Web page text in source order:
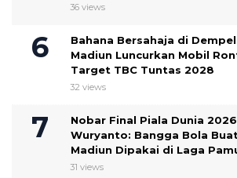
36 views
Bahana Bersahaja di
Madiun Luncurkan Mobil
Target TBC Tuntas 2028
32 views
Nobar Final Piala Dunia
Wuryanto: Bangga Bola
Madiun Dipakai di Laga
31 views